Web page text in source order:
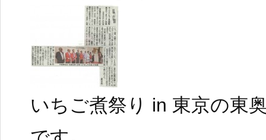
いちご煮祭り in 東京の東